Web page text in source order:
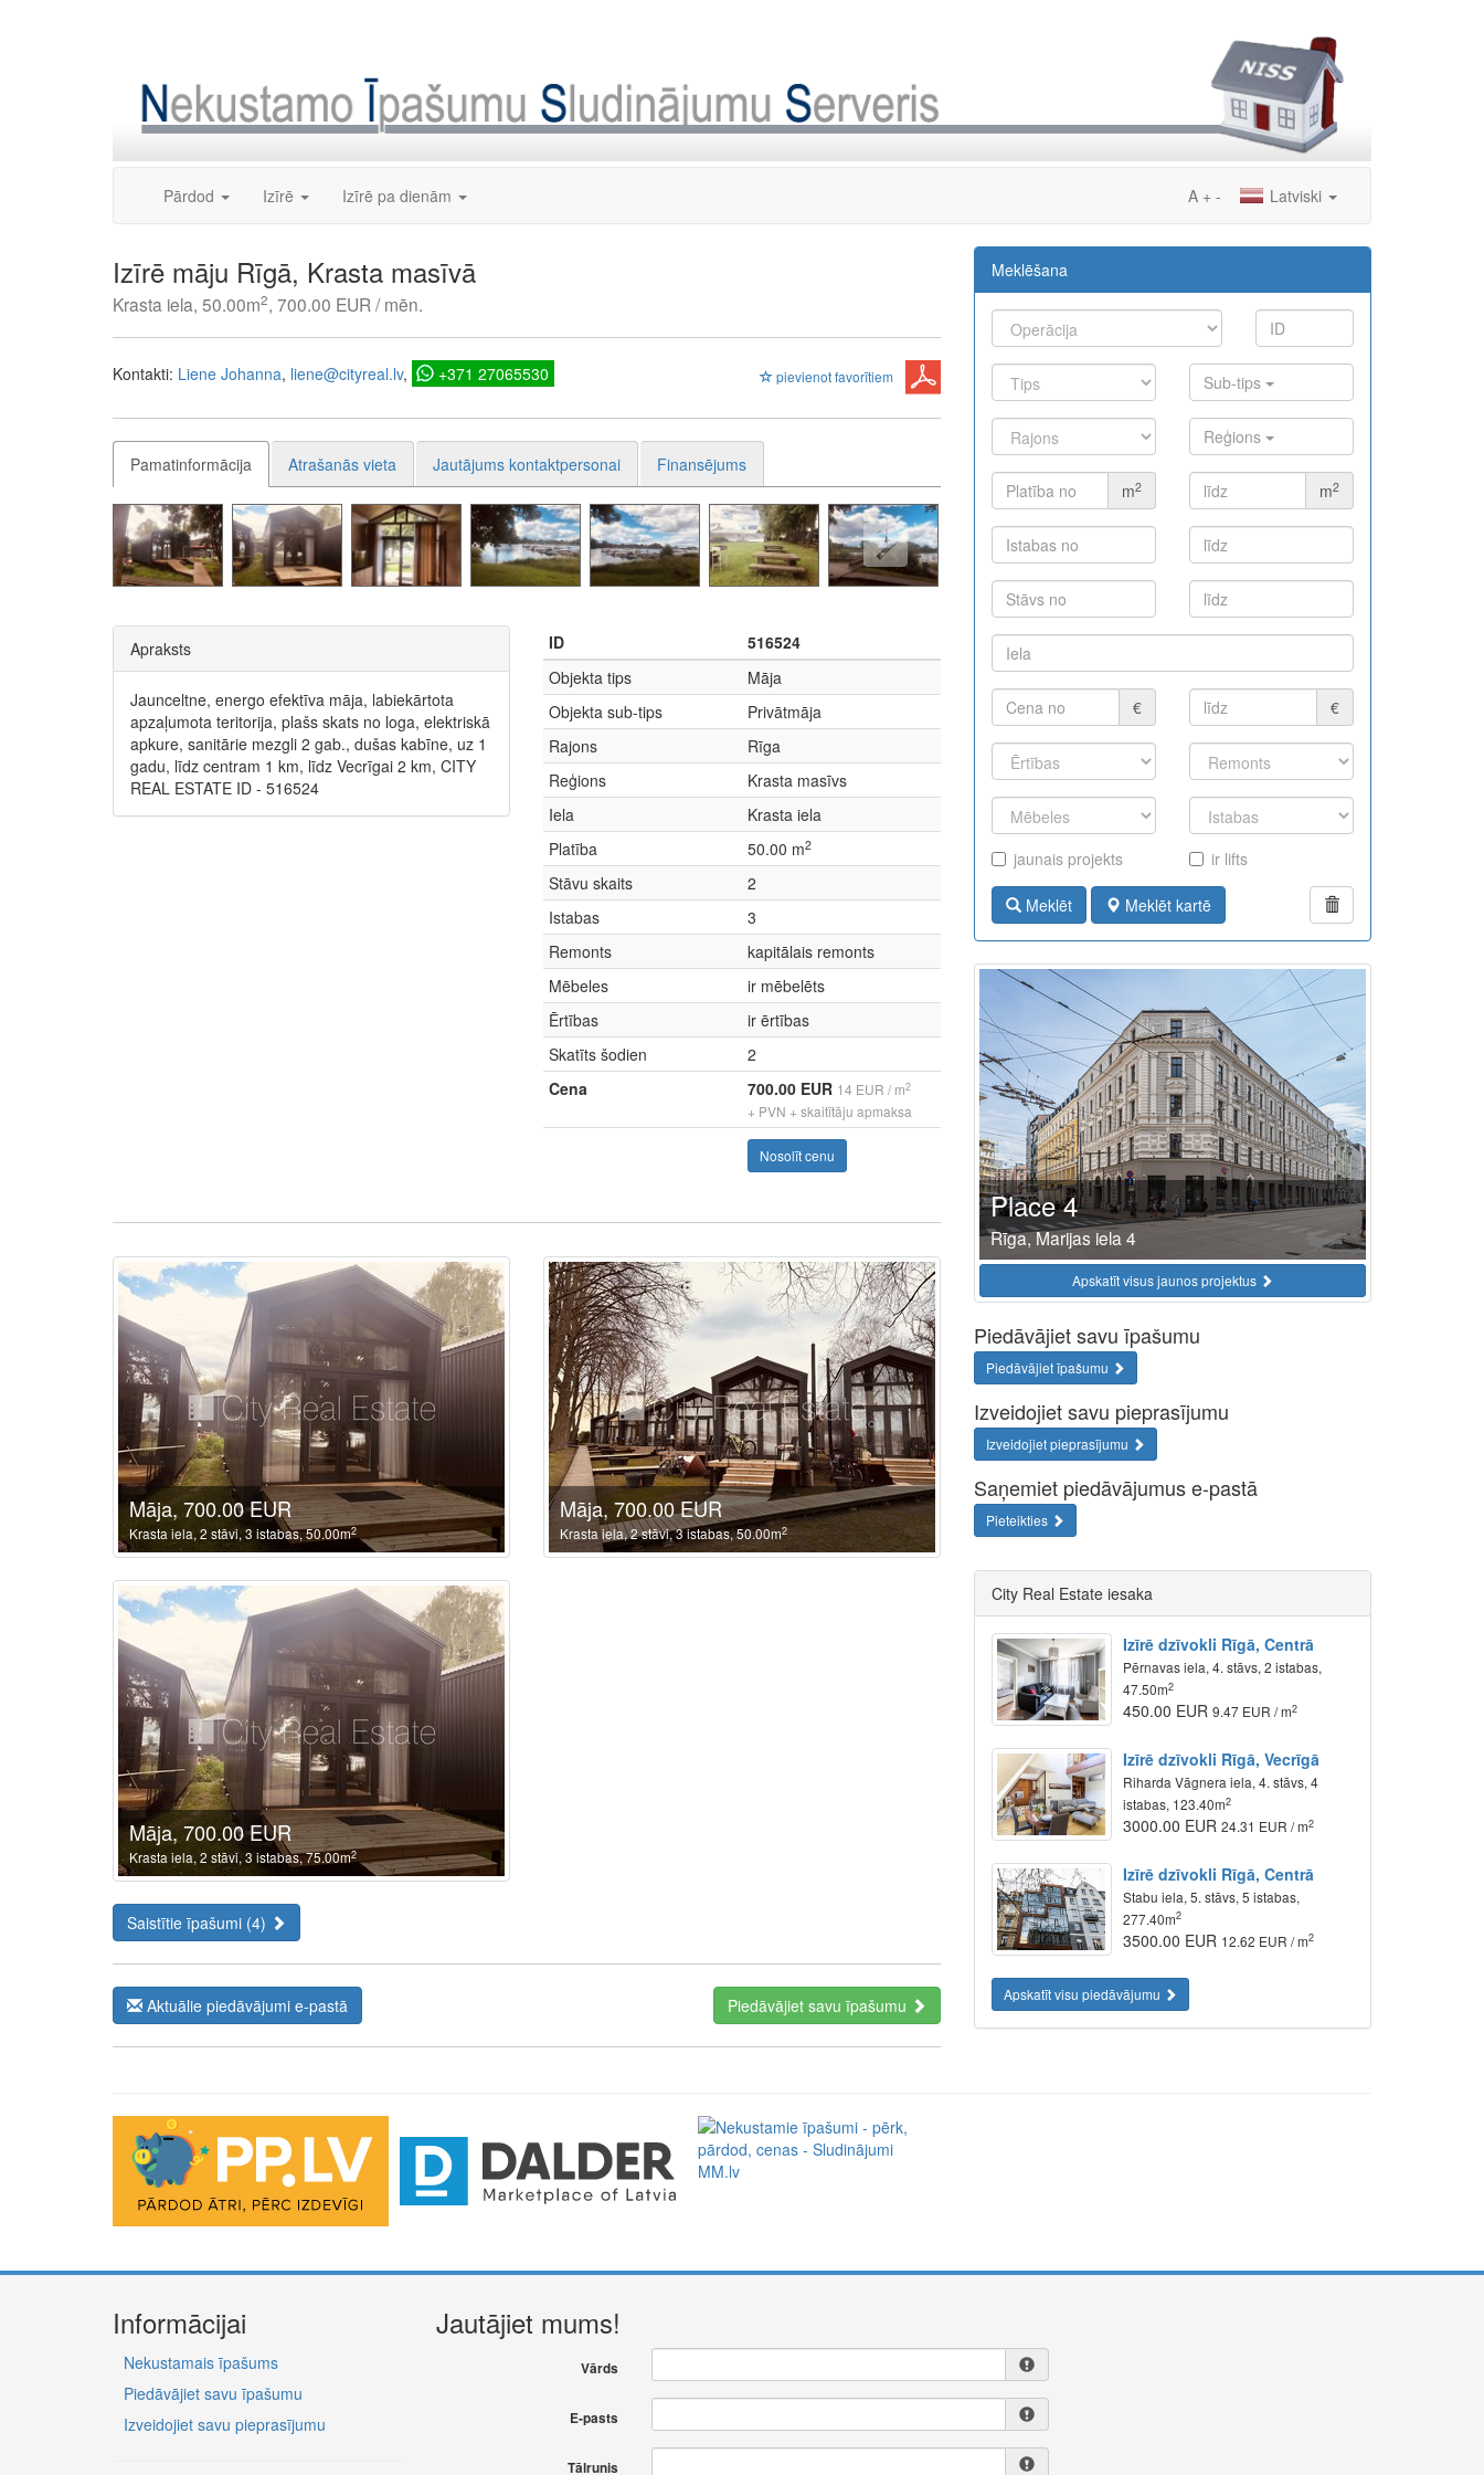
Pārdod Izīrē Izīrē pa dienām Latviski
A + -
Izīrē māju Rīgā, Krasta masīvā
Krasta iela, 50.00m2, 700.00 EUR / mēn.
pievienot favorītiem
Kontakti: Liene Johanna liene@cityreal.lv +371 27065530
Pamatinformācija Atrašanās vieta Jautājums kontaktpersonai Finansējums
Apraksts
Jaunceltne, energo efektīva māja, labiekārtota
apzaļumota teritorija, plašs skats no loga, elektriskā
apkure, sanitārie mezgli 2 gab., dušas kabīne, uz 1
gadu, līdz centram 1 km, līdz Vecrīgai 2 km, CITY
REAL ESTATE ID - 516524
ID
516524
Objekta tips
Māja
Objekta sub-tips
Privātmāja
Rajons
Rīga
Reģions
Krasta masīvs
Iela
Krasta iela
Platība
50.00 m2
Stāvu skaits
2
Istabas
3
Remonts
kapitālais remonts
Mēbeles
ir mēbelēts
Ērtības
ir ērtības
Skatīts šodien
2
Cena
700.00 EUR 14 EUR / m2
+ PVN + skaitītāju apmaksa
Nosolīt cenu
Māja, 700.00 EUR
Krasta iela, 2 stāvi, 3 istabas, 50.00m2
Māja, 700.00 EUR
Krasta iela, 2 stāvi, 3 istabas, 50.00m2
Māja, 700.00 EUR
Krasta iela, 2 stāvi, 3 istabas, 75.00m2
Saistītie īpašumi (4)
Aktuālie piedāvājumi e-pastā Piedāvājiet savu īpašumu
The exchange industry is rapidly advancing.
is a perfect representative of the new era: minimal fees of only
0.03%, lightning-fast swaps, and cross-chain asset movement. Full functionality in a single app.
Meklēšana
Sub-tips
Reģions
m2 m2
€ €
jaunais projekts ir lifts
Meklēt Meklēt kartē
Place 4
Rīga, Marijas iela 4
Apskatīt visus jaunos projektus
Piedāvājiet savu īpašumu
Piedāvājiet īpašumu
Izveidojiet savu pieprasījumu
Izveidojiet pieprasījumu
Saņemiet piedāvājumus e-pastā
Pieteikties
City Real Estate iesaka
Izīrē dzīvokli Rīgā, Centrā
Pērnavas iela, 4. stāvs, 2 istabas,
47.50m2
450.00 EUR9.47 EUR / m2
Izīrē dzīvokli Rīgā, Vecrīgā
Riharda Vāgnera iela, 4. stāvs, 4
istabas, 123.40m2
3000.00 EUR24.31 EUR / m2
Izīrē dzīvokli Rīgā, Centrā
Stabu iela, 5. stāvs, 5 istabas,
277.40m2
3500.00 EUR 12.62 EUR / m2
Apskatīt visu piedāvājumu
Informācijai
Nekustamais īpašums
Piedāvājiet savu īpašumu
Izveidojiet savu pieprasījumu
Jautājiet mums!
Vārds
E-pasts
Tālrunis